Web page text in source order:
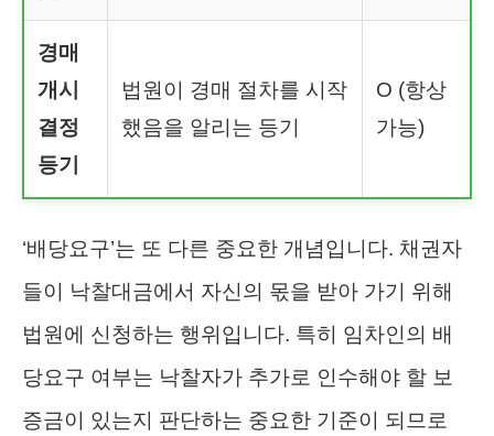
경매
개시
결정
등기
법원이 경매 절차를 시작
했음을 알리는 등기
O (항상
가능)
‘배당요구’는 또 다른 중요한 개념입니다. 채권자
들이 낙찰대금에서 자신의 몫을 받아 가기 위해
법원에 신청하는 행위입니다. 특히 임차인의 배
당요구 여부는 낙찰자가 추가로 인수해야 할 보
증금이 있는지 판단하는 중요한 기준이 되므로